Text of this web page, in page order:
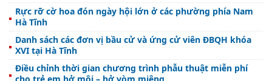
Rực rỡ cờ hoa đón ngày hội lớn ở các phường phía Nam
Hà Tĩnh
Danh sách các đơn vị bầu cử và ứng cử viên ĐBQH khóa
XVI tại Hà Tĩnh
Điều chỉnh thời gian chương trình phẫu thuật miễn phí